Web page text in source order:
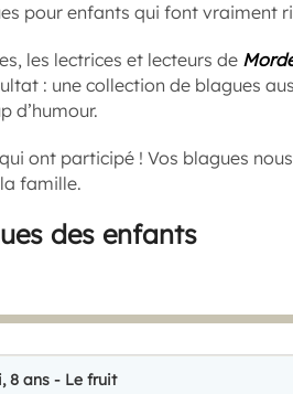
pour enfants qui font vraiment
les lectrices et lecteurs de
: une collection de blagues
d’humour.
ont participé ! Vos blagues
famille.
des enfants
8 ans - Le fruit